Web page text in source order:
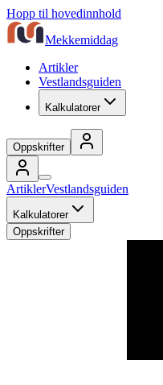
Hopp til hovedinnhold
Mekkemiddag
Artikler
Vestlandsguiden
Kalkulatorer
Oppskrifter
ArtiklerVestlandsguiden
Kalkulatorer
Oppskrifter